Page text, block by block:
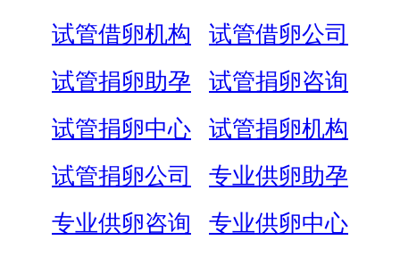
试管借卵机构
试管借卵公司
试管捐卵助孕
试管捐卵咨询
试管捐卵中心
试管捐卵机构
试管捐卵公司
专业供卵助孕
专业供卵咨询
专业供卵中心